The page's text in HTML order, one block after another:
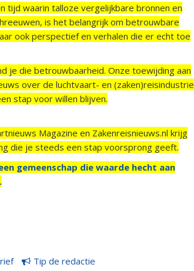
tijd waarin talloze vergelijkbare bronnen en
is het belangrijk om betrouwbare
ook perspectief en verhalen die er echt toe
je die betrouwbaarheid. Onze toewijding aan
over de luchtvaart- en (zaken)reisindustrie
stap voor willen blijven.
Magazine en Zakenreisnieuws.nl krijg
die je steeds een stap voorsprong geeft.
gemeenschap die waarde hecht aan
Tip de redactie